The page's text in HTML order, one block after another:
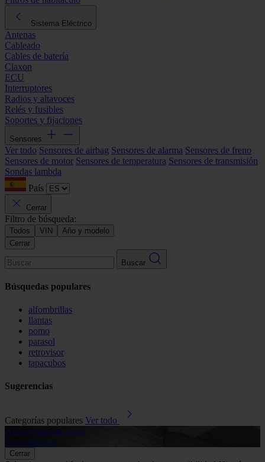
Sistema Eléctrico
Antenas
Cableado
Cables de batería
Claxon
ECU
Interruptores
Radios y altavoces
Relés y fusibles
Soportes y fijaciones
Sensores
Ver todo Sensores de airbag Sensores de alarma Sensores de freno
Sensores de motor Sensores de temperatura Sensores de transmisión
Sondas lambda
País
Cerrar
Filtro de búsqueda:
Todos VIN
Año y modelo
Cerrar
Buscar
Búsquedas populares
alfombrillas
llantas
pomo
parasol
retrovisor
tapacubos
Sugerencias
Categorías populares Ver todo
Alfombrillas de goma
Ver productos
Cerrar